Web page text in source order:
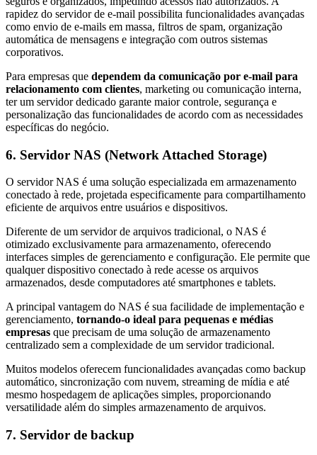
rapidez do servidor de e-mail possibilita funcionalidades avançadas
como envio de e-mails em massa, filtros de spam, organização
automática de mensagens e integração com outros sistemas
corporativos.
Para empresas que dependem da comunicação por e-mail para
relacionamento com clientes, marketing ou comunicação interna,
ter um servidor dedicado garante maior controle, segurança e
personalização das funcionalidades de acordo com as necessidades
específicas do negócio.
6. Servidor NAS (Network Attached Storage)
O servidor NAS é uma solução especializada em armazenamento
conectado à rede, projetada especificamente para compartilhamento
eficiente de arquivos entre usuários e dispositivos.
Diferente de um servidor de arquivos tradicional, o NAS é
otimizado exclusivamente para armazenamento, oferecendo
interfaces simples de gerenciamento e configuração. Ele permite que
qualquer dispositivo conectado à rede acesse os arquivos
armazenados, desde computadores até smartphones e tablets.
A principal vantagem do NAS é sua facilidade de implementação e
gerenciamento, tornando-o ideal para pequenas e médias
empresas que precisam de uma solução de armazenamento
centralizado sem a complexidade de um servidor tradicional.
Muitos modelos oferecem funcionalidades avançadas como backup
automático, sincronização com nuvem, streaming de mídia e até
mesmo hospedagem de aplicações simples, proporcionando
versatilidade além do simples armazenamento de arquivos.
7. Servidor de backup